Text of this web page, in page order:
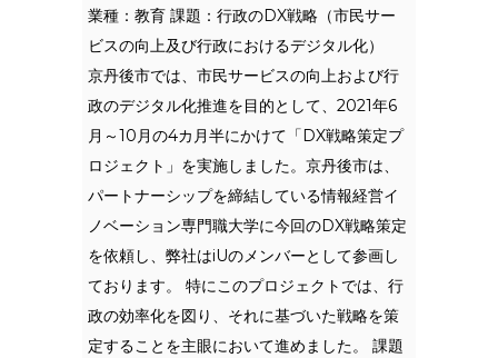
業種：教育 課題：行政のDX戦略（市民サー
ビスの向上及び行政におけるデジタル化）
京丹後市では、市民サービスの向上および行
政のデジタル化推進を目的として、2021年6
月～10月の4カ月半にかけて「DX戦略策定プ
ロジェクト」を実施しました。京丹後市は、
パートナーシップを締結している情報経営イ
ノベーション専門職大学に今回のDX戦略策定
を依頼し、弊社はiUのメンバーとして参画し
ております。 特にこのプロジェクトでは、行
政の効率化を図り、それに基づいた戦略を策
定することを主眼において進めました。 課題